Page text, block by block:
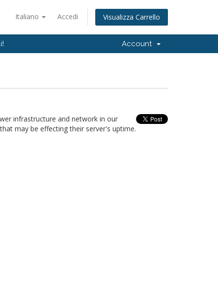
Italiano Accedi Visualizza Carrello
Account
infrastructure and network in our
may be effecting their server's uptime.